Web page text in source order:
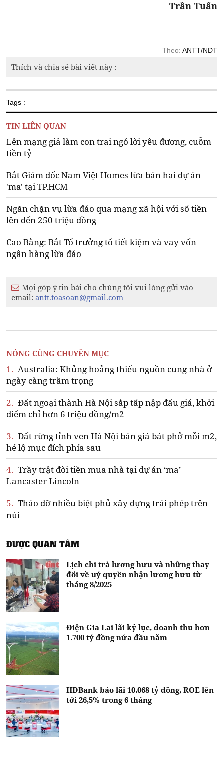
Trần Tuấn
Theo: ANTT/NĐT
Thích và chia sẻ bài viết này :
Tags :
TIN LIÊN QUAN
Lên mạng giả làm con trai ngỏ lời yêu đương, cuỗm
tiền tỷ
Bắt Giám đốc Nam Việt Homes lừa bán hai dự án
'ma' tại TP.HCM
Ngăn chặn vụ lừa đảo qua mạng xã hội với số tiền
lên đến 250 triệu đồng
Cao Bằng: Bắt Tổ trưởng tổ tiết kiệm và vay vốn
ngân hàng lừa đảo
Mọi góp ý tin bài cho chúng tôi vui lòng gửi vào
email:antt.toasoan@gmail.com
NÓNG CÙNG CHUYÊN MỤC
1. Australia: Khủng hoảng thiếu nguồn cung nhà ở
ngày càng trầm trọng
2. Đất ngoại thành Hà Nội sắp tấp nập đấu giá, khởi
điểm chỉ hơn 6 triệu đồng/m2
3. Đất rừng tỉnh ven Hà Nội bán giá bát phở mỗi m2,
hé lộ mục đích phía sau
4. Trầy trật đòi tiền mua nhà tại dự án ‘ma’
Lancaster Lincoln
5. Tháo dỡ nhiều biệt phủ xây dựng trái phép trên
núi
ĐƯỢC QUAN TÂM
Lịch chi trả lương hưu và những thay
đổi về uỷ quyền nhận lương hưu từ
tháng 8/2025
Điện Gia Lai lãi kỷ lục, doanh thu hơn
1.700 tỷ đồng nửa đầu năm
HDBank báo lãi 10.068 tỷ đồng, ROE lên
tới 26,5% trong 6 tháng